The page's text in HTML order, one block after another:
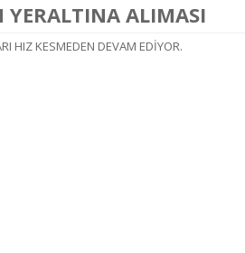
ALIMASI
HIZ KESMEDEN DEVAM EDİYOR.